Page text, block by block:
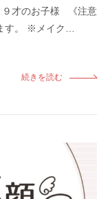
９才のお子様 《注意
す。 ※メイク…
続きを読む